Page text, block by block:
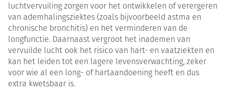
luchtvervuiling zorgen voor het ontwikkelen of verergeren
van ademhalingsziektes (zoals bijvoorbeeld astma en
chronische bronchitis) en het verminderen van de
longfunctie. Daarnaast vergroot het inademen van
vervuilde lucht ook het risico van hart- en vaatziekten en
kan het leiden tot een lagere levensverwachting, zeker
voor wie al een long- of hartaandoening heeft en dus
extra kwetsbaar is.